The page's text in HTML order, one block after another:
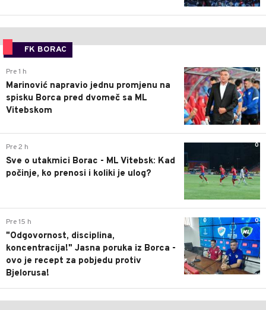
FK BORAC
0
Pre 1 h
Marinović napravio jednu promjenu na
spisku Borca pred dvomeč sa ML
Vitebskom
0
Pre 2 h
Sve o utakmici Borac - ML Vitebsk: Kad
počinje, ko prenosi i koliki je ulog?
0
Pre 15 h
"Odgovornost, disciplina,
koncentracija!" Jasna poruka iz Borca -
ovo je recept za pobjedu protiv
Bjelorusa!